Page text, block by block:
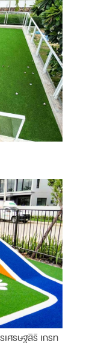
ศรษฐสิริ เกรท